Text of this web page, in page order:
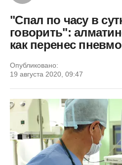
"Спал по часу в
говорить":
как перенес
Опубликовано:
19 августа 2020, 09:47